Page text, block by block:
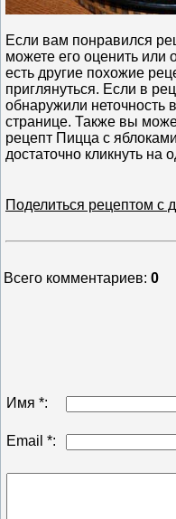
Если вам понравился
можете его оценить или
есть другие похожие
приглянуться. Если в
обнаружили неточность
странице. Также вы
рецепт Пицца с
достаточно кликнуть на
Поделиться рецептом с
Всего комментариев: 0
Имя *:
Email *: